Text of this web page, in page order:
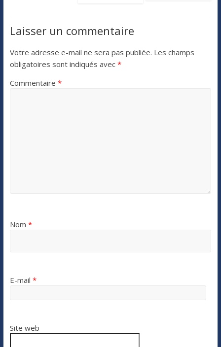
Laisser un commentaire
Votre adresse e-mail ne sera pas publiée. Les champs
obligatoires sont indiqués avec *
Commentaire *
Nom *
E-mail *
Site web